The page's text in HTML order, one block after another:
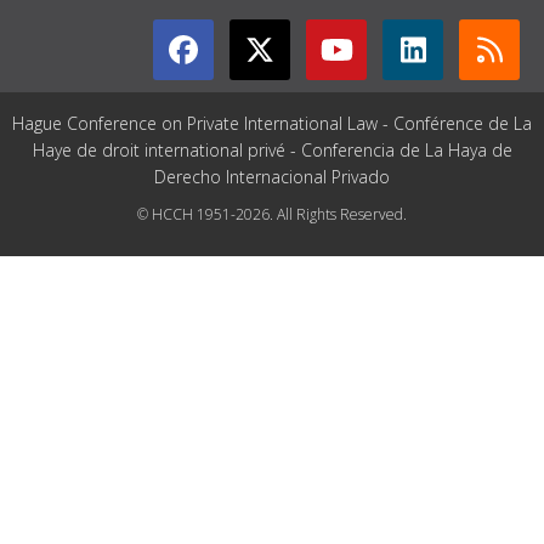
Hague Conference on Private International Law - Conférence de La
Haye de droit international privé - Conferencia de La Haya de
Derecho Internacional Privado
© HCCH 1951-2026. All Rights Reserved.